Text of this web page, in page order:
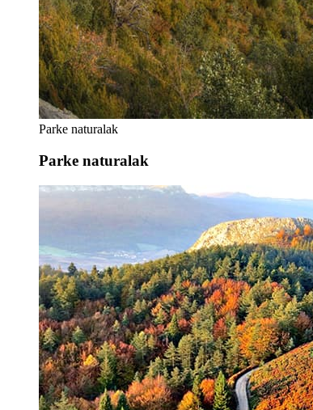
Parke naturalak
Parke naturalak